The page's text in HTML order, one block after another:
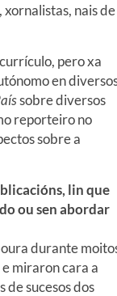
nais de
pero xa
en
sobre diversos
reporteiro no
sobre a
lin que
ou sen abordar
durante
miraron cara a
de sucesos dos